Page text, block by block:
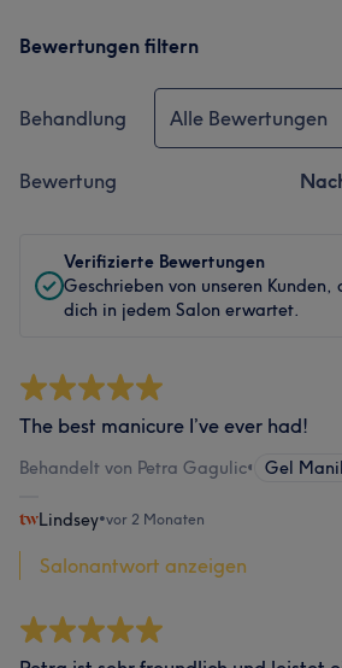
Bewertungen filtern
Behandlung Alle Bewertungen
Bewertung
Verifizierte Bewertungen
Geschrieben von unseren
dich in jedem Salon erwartet.
The best manicure I’ve ever had!
Behandelt von Petra Gagulic• Gel
Lindsey•vor 2 Monaten
Salonantwort anzeigen